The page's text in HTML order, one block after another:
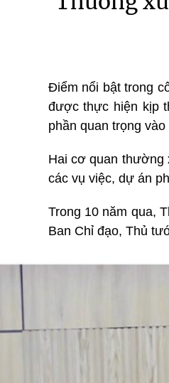
Điểm nổi bật trong
được thực hiện kịp
phần quan trọng
Hai cơ quan thường
các vụ việc, dự án
Trong 10 năm qua,
Ban Chỉ đạo, Thủ